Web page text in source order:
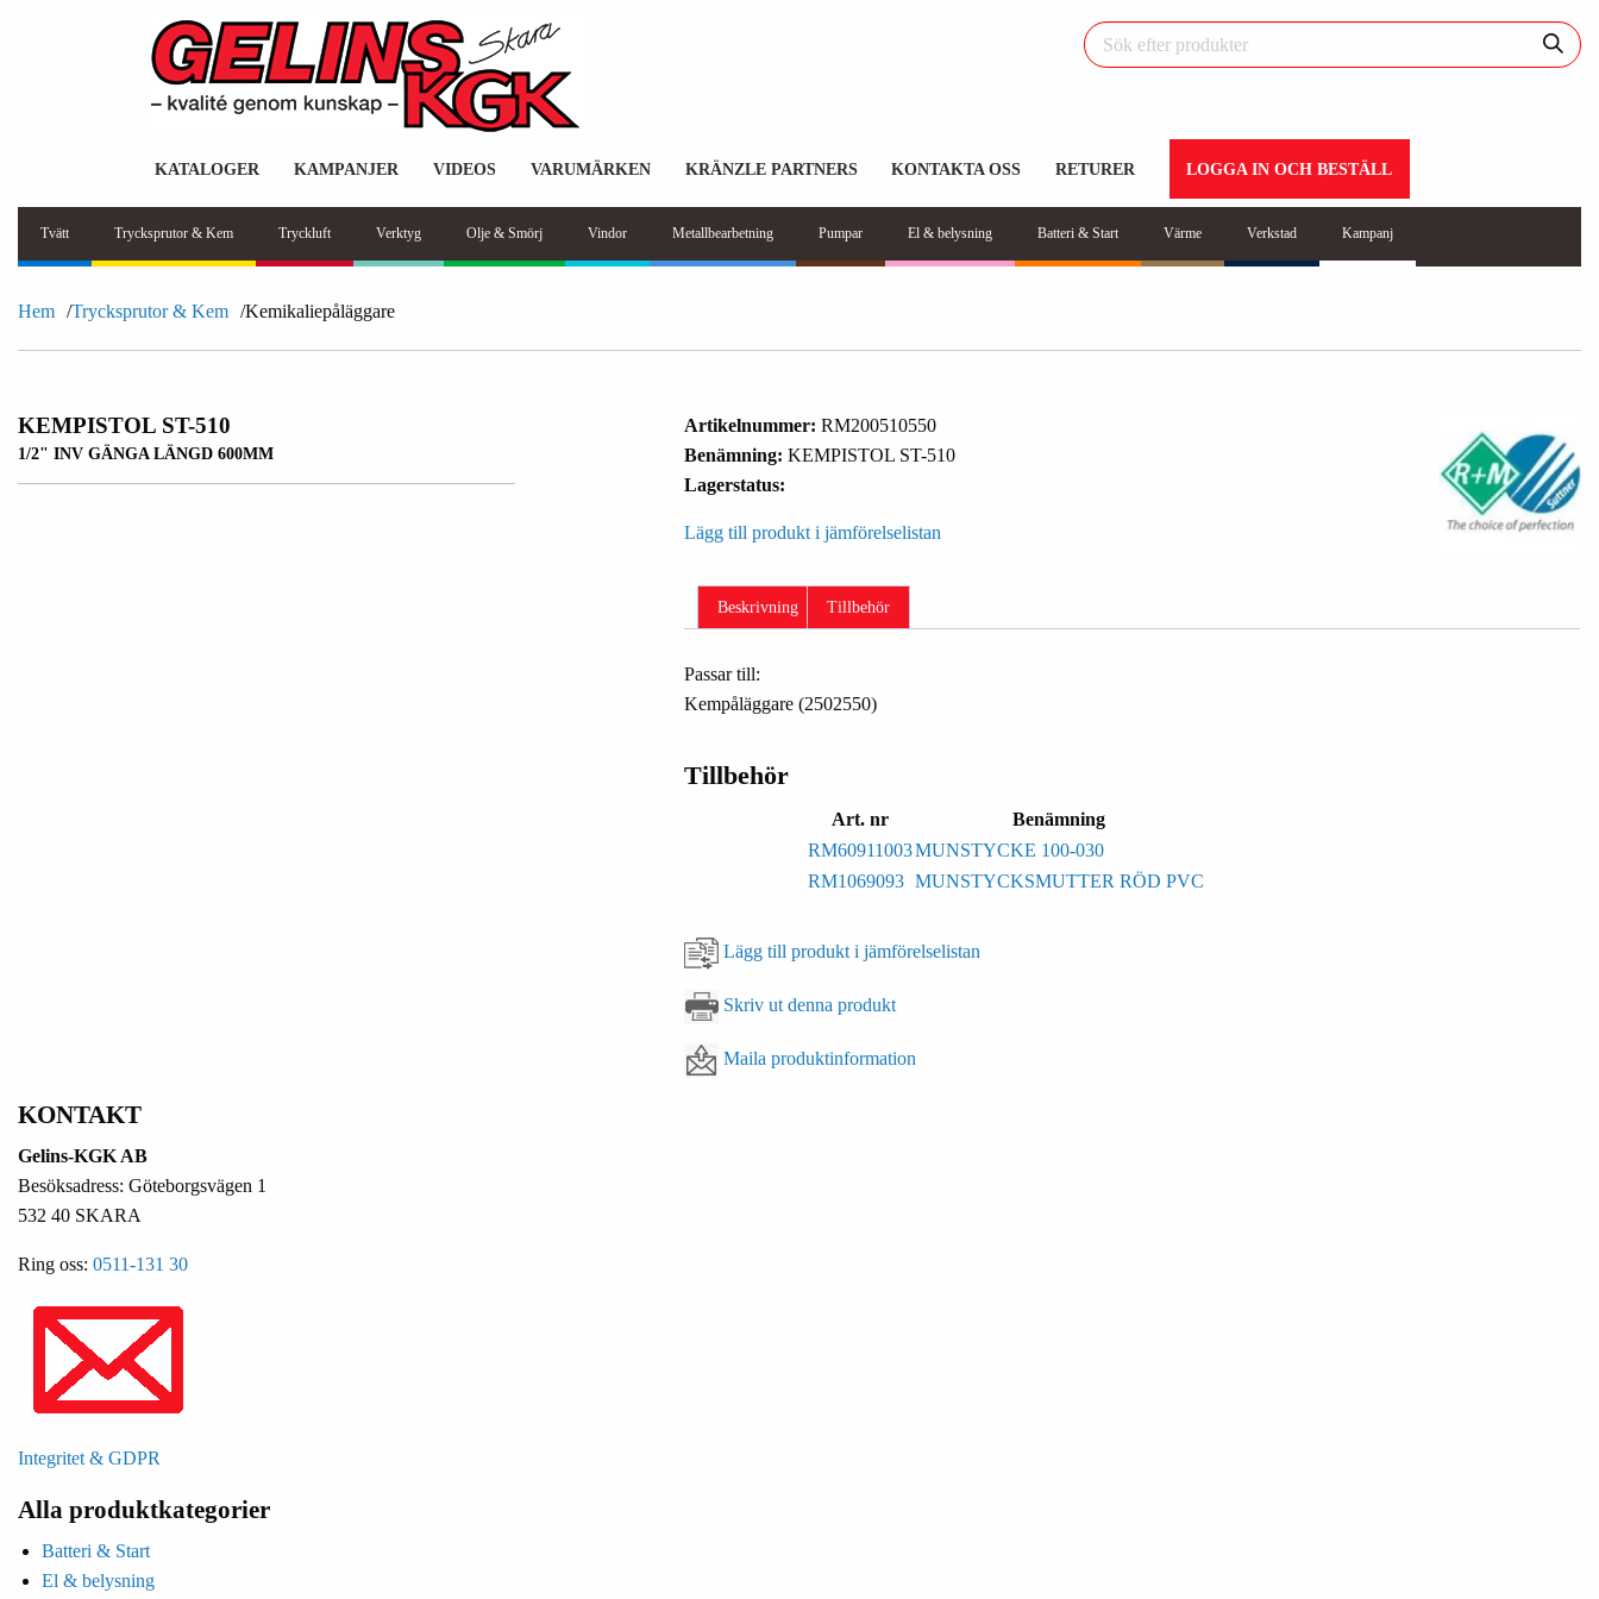
KATALOGER KAMPANJER VIDEOS VARUMÄRKEN KRÄNZLE PARTNERS KONTAKTA OSS RETURER LOGGA IN OCH BESTÄLL
Tvätt Trycksprutor & Kem Tryckluft Verktyg Olje & Smörj Vindor Metallbearbetning Pumpar El & belysning Batteri & Start Värme Verkstad Kampanj
Hem Trycksprutor & Kem Kemikaliepåläggare
KEMPISTOL ST-510
1/2" INV GÄNGA LÄNGD 600MM
Artikelnummer: RM200510550
Benämning: KEMPISTOL ST-510
Lagerstatus:
Lägg till produkt i jämförelselistan
Beskrivning Tillbehör
Passar till:
Kempåläggare (2502550)
Tillbehör
Art. nr
Benämning
RM60911003MUNSTYCKE 100-030
RM1069093 MUNSTYCKSMUTTER RÖD PVC
Lägg till produkt i jämförelselistan
Skriv ut denna produkt
Maila produktinformation
KONTAKT
Gelins-KGK AB
Besöksadress: Göteborgsvägen 1
532 40 SKARA
Ring oss: 0511-131 30
Integritet & GDPR
Alla produktkategorier
Batteri & Start
El & belysning